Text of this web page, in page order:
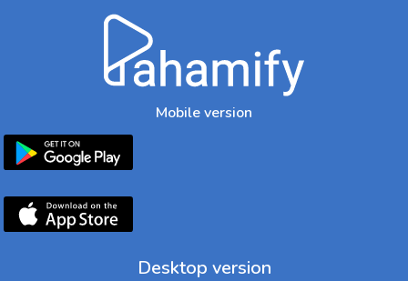
Mobile version
Desktop version